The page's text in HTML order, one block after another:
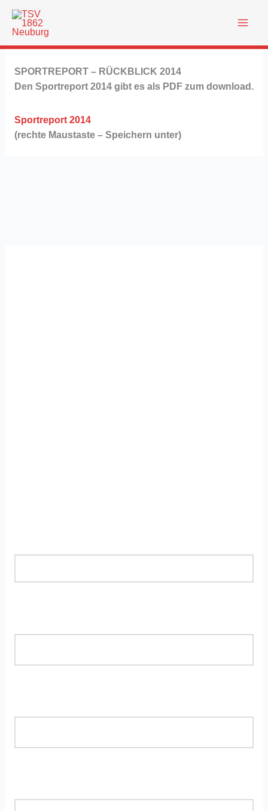
Inhalt
springen
SPORTREPORT – RÜCKBLICK 2014
Den Sportreport 2014 gibt es als PDF zum download.
Sportreport 2014
(rechte Maustaste – Speichern unter)